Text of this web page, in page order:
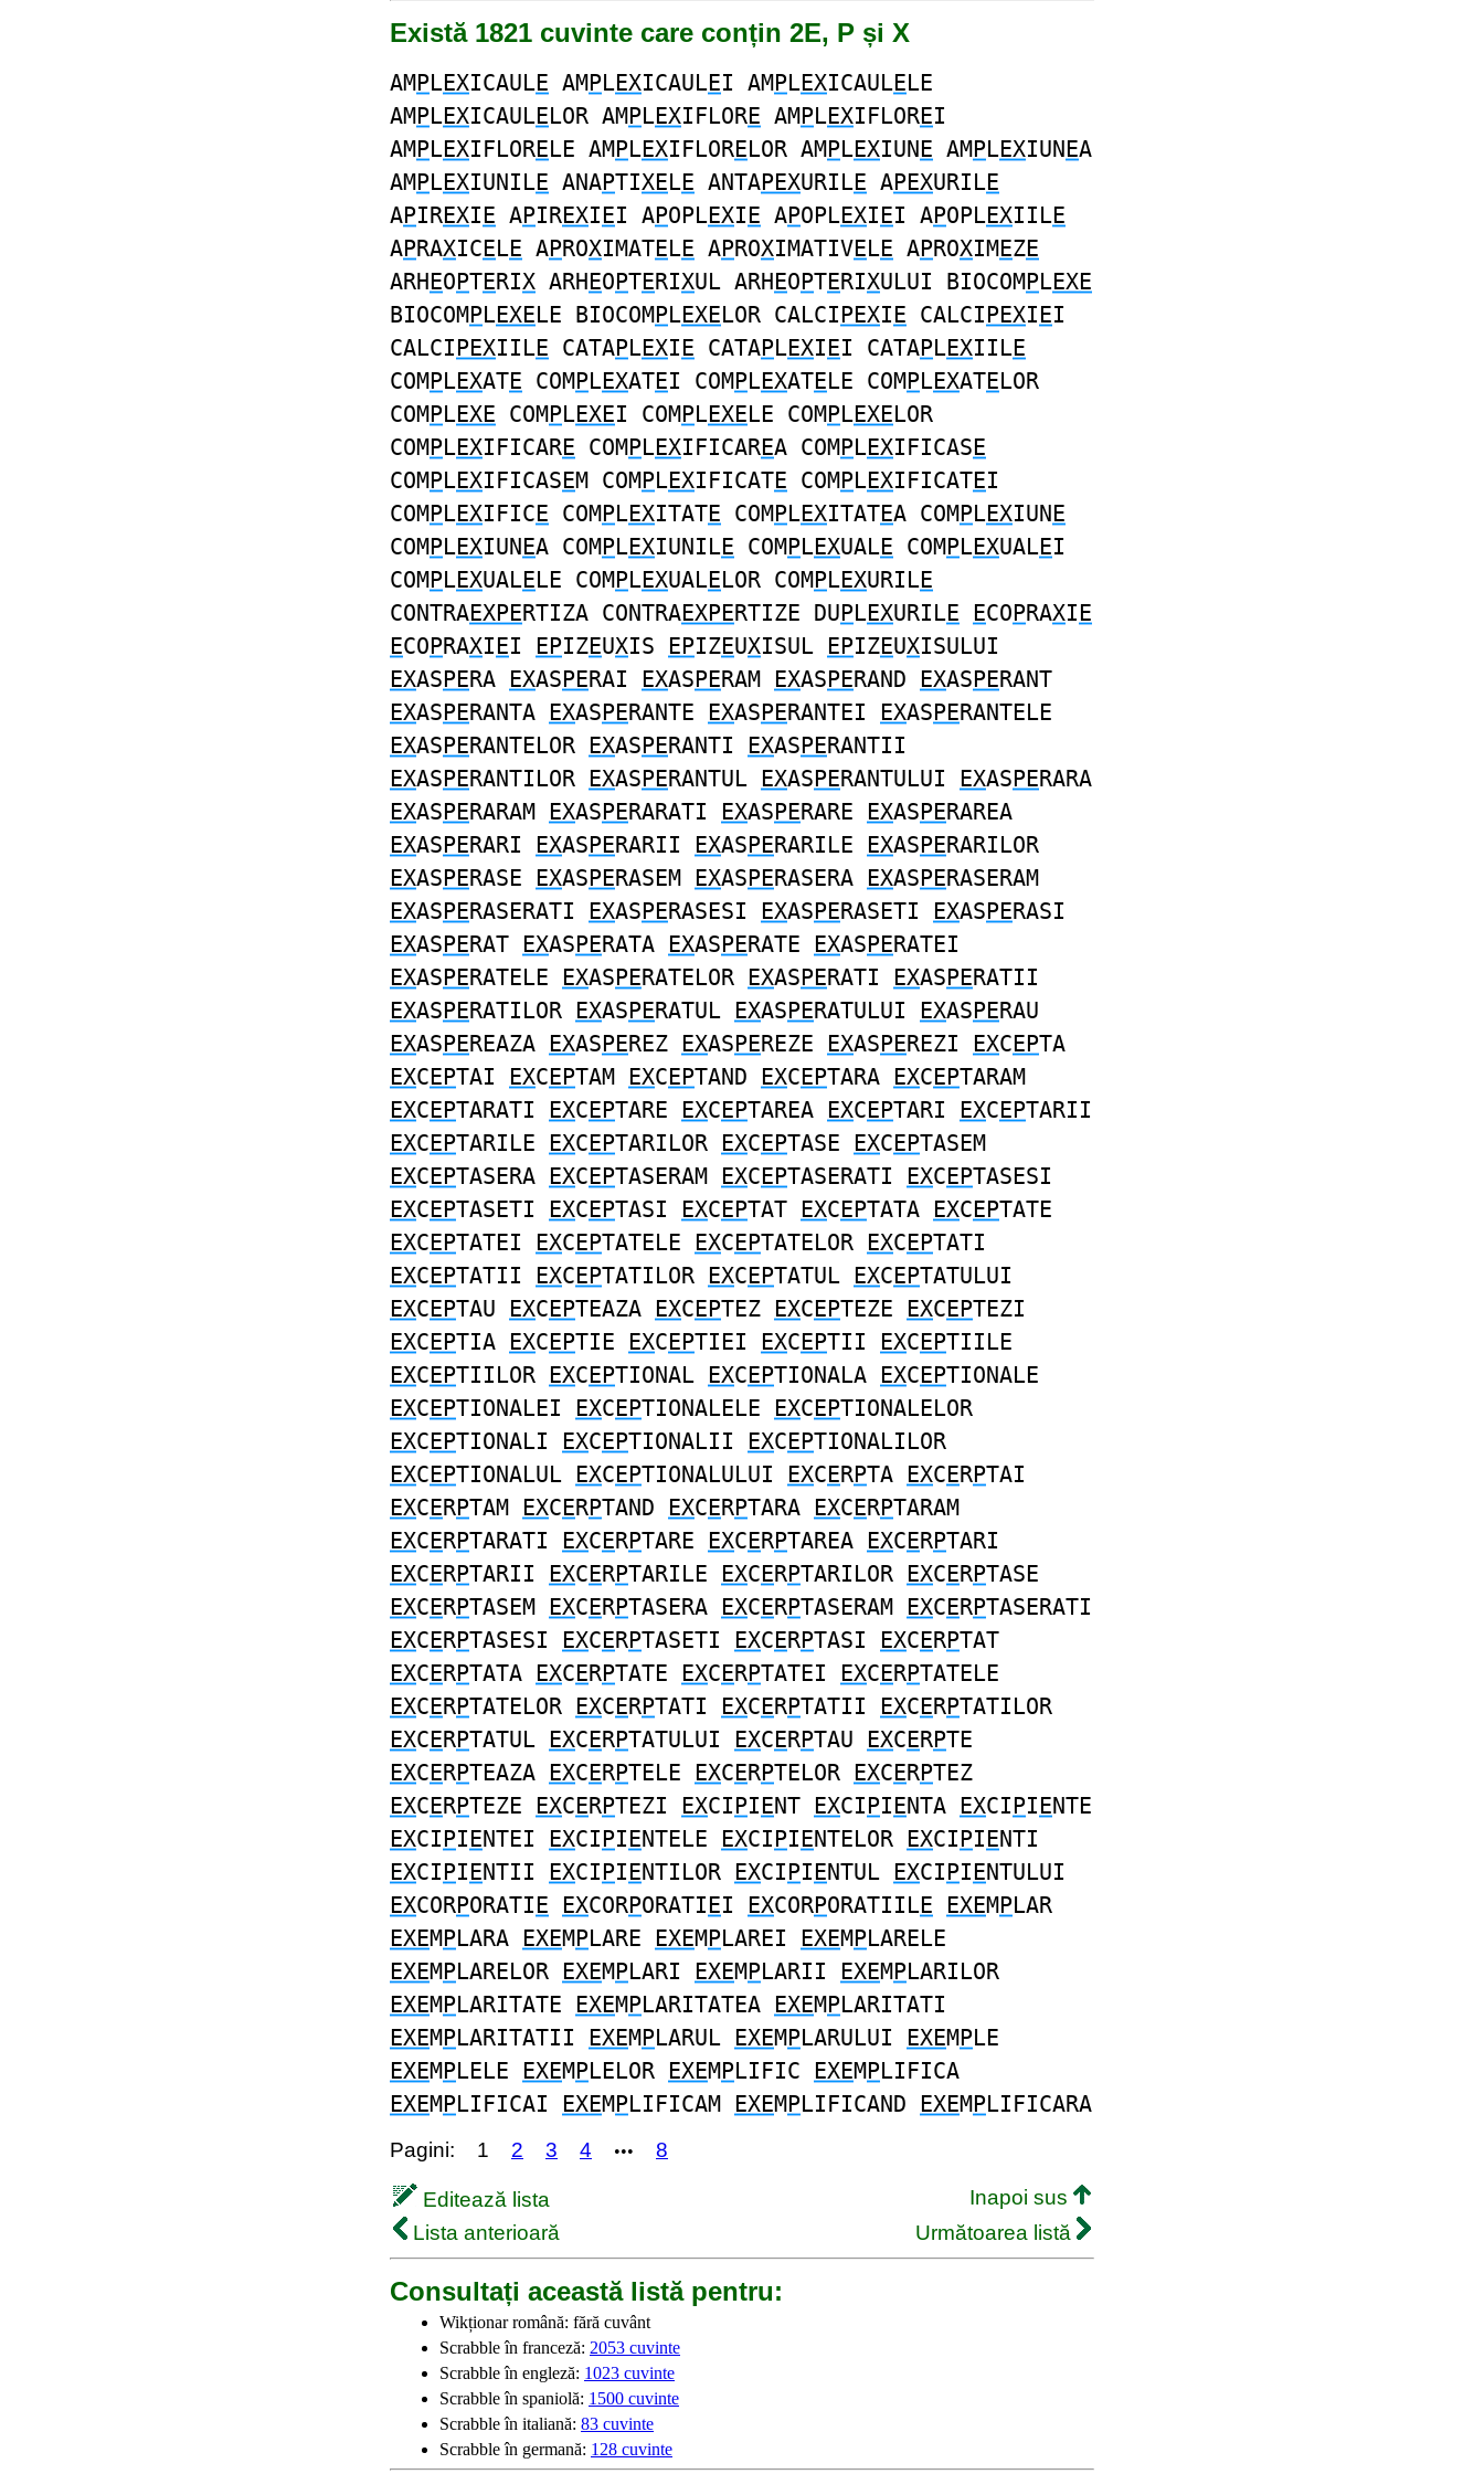
Există 1821 cuvinte care conțin 2E, P și X
AMPLEXICAULE AMPLEXICAULEI AMPLEXICAULELE
AMPLEXICAULELOR AMPLEXIFLORE AMPLEXIFLOREI
AMPLEXIFLORELE AMPLEXIFLORELOR AMPLEXIUNE AMPLEXIUNEA
AMPLEXIUNILE ANAPTIXELE ANTAPEXURILE APEXURILE
APIREXIE APIREXIEI APOPLEXIE APOPLEXIEI APOPLEXIILE
APRAXICELE APROXIMATELE APROXIMATIVELE APROXIMEZE
ARHEOPTERIX ARHEOPTERIXUL ARHEOPTERIXULUI BIOCOMPLEXE
BIOCOMPLEXELE BIOCOMPLEXELOR CALCIPEXIE CALCIPEXIEI
CALCIPEXIILE CATAPLEXIE CATAPLEXIEI CATAPLEXIILE
COMPLEXATE COMPLEXATEI COMPLEXATELE COMPLEXATELOR
COMPLEXE COMPLEXEI COMPLEXELE COMPLEXELOR
COMPLEXIFICARE COMPLEXIFICAREA COMPLEXIFICASE
COMPLEXIFICASEM COMPLEXIFICATE COMPLEXIFICATEI
COMPLEXIFICE COMPLEXITATE COMPLEXITATEA COMPLEXIUNE
COMPLEXIUNEA COMPLEXIUNILE COMPLEXUALE COMPLEXUALEI
COMPLEXUALELE COMPLEXUALELOR COMPLEXURILE
CONTRAEXPERTIZA CONTRAEXPERTIZE DUPLEXURILE ECOPRAXIE
ECOPRAXIEI EPIZEUXIS EPIZEUXISUL EPIZEUXISULUI
EXASPERA EXASPERAI EXASPERAM EXASPERAND EXASPERANT
EXASPERANTA EXASPERANTE EXASPERANTEI EXASPERANTELE
EXASPERANTELOR EXASPERANTI EXASPERANTII
EXASPERANTILOR EXASPERANTUL EXASPERANTULUI EXASPERARA
EXASPERARAM EXASPERARATI EXASPERARE EXASPERAREA
EXASPERARI EXASPERARII EXASPERARILE EXASPERARILOR
EXASPERASE EXASPERASEM EXASPERASERA EXASPERASERAM
EXASPERASERATI EXASPERASESI EXASPERASETI EXASPERASI
EXASPERAT EXASPERATA EXASPERATE EXASPERATEI
EXASPERATELE EXASPERATELOR EXASPERATI EXASPERATII
EXASPERATILOR EXASPERATUL EXASPERATULUI EXASPERAU
EXASPEREAZA EXASPEREZ EXASPEREZE EXASPEREZI EXCEPTA
EXCEPTAI EXCEPTAM EXCEPTAND EXCEPTARA EXCEPTARAM
EXCEPTARATI EXCEPTARE EXCEPTAREA EXCEPTARI EXCEPTARII
EXCEPTARILE EXCEPTARILOR EXCEPTASE EXCEPTASEM
EXCEPTASERA EXCEPTASERAM EXCEPTASERATI EXCEPTASESI
EXCEPTASETI EXCEPTASI EXCEPTAT EXCEPTATA EXCEPTATE
EXCEPTATEI EXCEPTATELE EXCEPTATELOR EXCEPTATI
EXCEPTATII EXCEPTATILOR EXCEPTATUL EXCEPTATULUI
EXCEPTAU EXCEPTEAZA EXCEPTEZ EXCEPTEZE EXCEPTEZI
EXCEPTIA EXCEPTIE EXCEPTIEI EXCEPTII EXCEPTIILE
EXCEPTIILOR EXCEPTIONAL EXCEPTIONALA EXCEPTIONALE
EXCEPTIONALEI EXCEPTIONALELE EXCEPTIONALELOR
EXCEPTIONALI EXCEPTIONALII EXCEPTIONALILOR
EXCEPTIONALUL EXCEPTIONALULUI EXCERPTA EXCERPTAI
EXCERPTAM EXCERPTAND EXCERPTARA EXCERPTARAM
EXCERPTARATI EXCERPTARE EXCERPTAREA EXCERPTARI
EXCERPTARII EXCERPTARILE EXCERPTARILOR EXCERPTASE
EXCERPTASEM EXCERPTASERA EXCERPTASERAM EXCERPTASERATI
EXCERPTASESI EXCERPTASETI EXCERPTASI EXCERPTAT
EXCERPTATA EXCERPTATE EXCERPTATEI EXCERPTATELE
EXCERPTATELOR EXCERPTATI EXCERPTATII EXCERPTATILOR
EXCERPTATUL EXCERPTATULUI EXCERPTAU EXCERPTE
EXCERPTEAZA EXCERPTELE EXCERPTELOR EXCERPTEZ
EXCERPTEZE EXCERPTEZI EXCIPIENT EXCIPIENTA EXCIPIENTE
EXCIPIENTEI EXCIPIENTELE EXCIPIENTELOR EXCIPIENTI
EXCIPIENTII EXCIPIENTILOR EXCIPIENTUL EXCIPIENTULUI
EXCORPORATIE EXCORPORATIEI EXCORPORATIILE EXEMPLAR
EXEMPLARA EXEMPLARE EXEMPLAREI EXEMPLARELE
EXEMPLARELOR EXEMPLARI EXEMPLARII EXEMPLARILOR
EXEMPLARITATE EXEMPLARITATEA EXEMPLARITATI
EXEMPLARITATII EXEMPLARUL EXEMPLARULUI EXEMPLE
EXEMPLELE EXEMPLELOR EXEMPLIFIC EXEMPLIFICA
EXEMPLIFICAI EXEMPLIFICAM EXEMPLIFICAND EXEMPLIFICARA
Pagini: 1 2 3 4 ••• 8
Editează lista
Inapoi sus
Lista anterioară
Următoarea listă
Consultați această listă pentru:
Wikționar română: fără cuvânt
Scrabble în franceză: 2053 cuvinte
Scrabble în engleză: 1023 cuvinte
Scrabble în spaniolă: 1500 cuvinte
Scrabble în italiană: 83 cuvinte
Scrabble în germană: 128 cuvinte